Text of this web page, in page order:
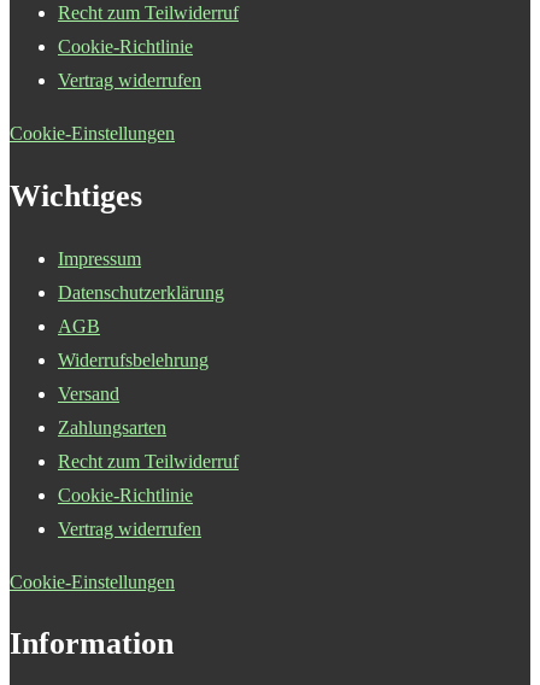
Recht zum Teilwiderruf
Cookie-Richtlinie
Vertrag widerrufen
Cookie-Einstellungen
Wichtiges
Impressum
Datenschutzerklärung
AGB
Widerrufsbelehrung
Versand
Zahlungsarten
Recht zum Teilwiderruf
Cookie-Richtlinie
Vertrag widerrufen
Cookie-Einstellungen
Information